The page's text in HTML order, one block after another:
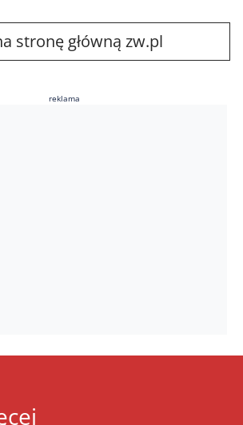
stronę główną zw.pl
reklama